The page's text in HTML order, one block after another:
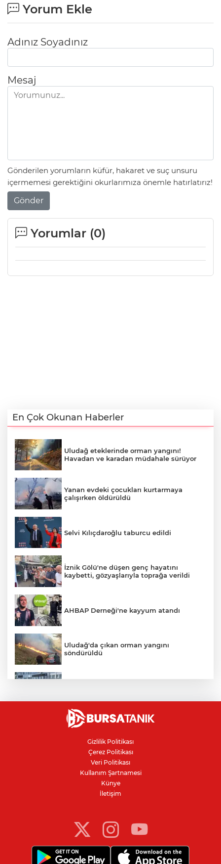
Yorum Ekle
Adınız Soyadınız
Mesaj
Gönderilen yorumların küfür, hakaret ve suç unsuru
içermemesi gerektiğini okurlarımıza önemle hatırlatırız!
Gönder
Yorumlar (0)
En Çok Okunan Haberler
Uludağ eteklerinde orman yangını!
Havadan ve karadan müdahale sürüyor
Yanan evdeki çocukları kurtarmaya
çalışırken öldürüldü
Selvi Kılıçdaroğlu taburcu edildi
İznik Gölü'ne düşen genç hayatını
kaybetti, gözyaşlarıyla toprağa verildi
AHBAP Derneği'ne kayyum atandı
Uludağ'da çıkan orman yangını
söndürüldü
Avcılar Belediye Başkanı hakkında
tahliye kararı
Bursa'da yolcu otobüsünün çarptığı
kadın ağır yaralandı
Bursaspor'da 2026-2027 sezonu forma
Gizlilik Politikası
Çerez Politikası
Veri Politikası
Kullanım Şartnamesi
Künye
İletişim